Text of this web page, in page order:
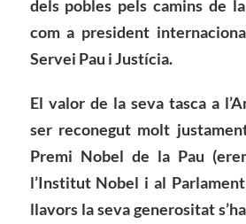
dels pobles pels camins de
com a president
Servei Pau i Justícia.
El valor de la seva tasca a
ser reconegut molt
Premi Nobel de la Pau
l’Institut Nobel i al
llavors la seva generositat